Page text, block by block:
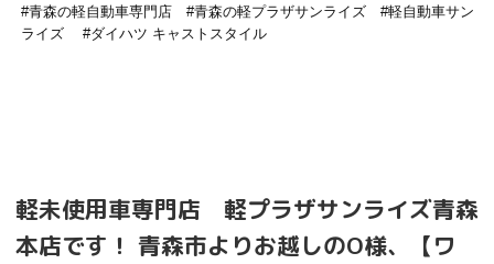
#青森の軽自動車専門店 #青森の軽プラザサンライズ #軽自動車サン
ライズ #ダイハツ キャストスタイル
軽未使用車専門店 軽プラザサンライズ青森
本店です！ 青森市よりお越しのO様、【ワ